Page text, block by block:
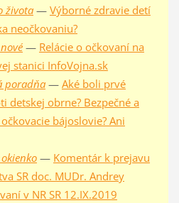
života— Výborné zdravie detí
neočkovaniu?
— Relácie o očkovaní na
stanici InfoVojna.sk
poradňa— Aké boli prvé
detskej obrne? Bezpečné a
bájoslovie? Ani
— Komentár k prejavu
SR doc. MUDr. Andrey
v NR SR 12.IX.2019